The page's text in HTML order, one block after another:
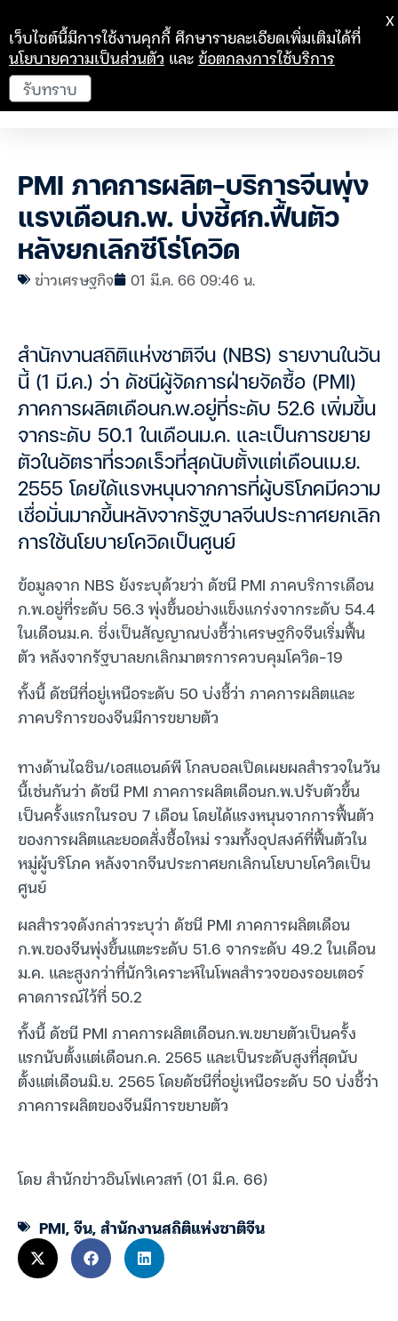
PMI ภาคการผลิต-บริการจีนพุ่ง
แรงเดือนก.พ. บ่งชี้ศก.ฟื้นตัว
หลังยกเลิกซีโร่โควิด
ข่าวเศรษฐกิจ 01 มี.ค. 66 09:46 น.
สำนักงานสถิติแห่งชาติจีน (NBS) รายงานในวัน
นี้ (1 มี.ค.) ว่า ดัชนีผู้จัดการฝ่ายจัดซื้อ (PMI)
ภาคการผลิตเดือนก.พ.อยู่ที่ระดับ 52.6 เพิ่มขึ้น
จากระดับ 50.1 ในเดือนม.ค. และเป็นการขยาย
ตัวในอัตราที่รวดเร็วที่สุดนับตั้งแต่เดือนเม.ย.
2555 โดยได้แรงหนุนจากการที่ผู้บริโภคมีความ
เชื่อมั่นมากขึ้นหลังจากรัฐบาลจีนประกาศยกเลิก
การใช้นโยบายโควิดเป็นศูนย์
ข้อมูลจาก NBS ยังระบุด้วยว่า ดัชนี PMI ภาคบริการเดือน
ก.พ.อยู่ที่ระดับ 56.3 พุ่งขึ้นอย่างแข็งแกร่งจากระดับ 54.4
ในเดือนม.ค. ซึ่งเป็นสัญญาณบ่งชี้ว่าเศรษฐกิจจีนเริ่มฟื้น
ตัว หลังจากรัฐบาลยกเลิกมาตรการควบคุมโควิด-19
ทั้งนี้ ดัชนีที่อยู่เหนือระดับ 50 บ่งชี้ว่า ภาคการผลิตและ
ภาคบริการของจีนมีการขยายตัว
ทางด้านไฉซิน/เอสแอนด์พี โกลบอลเปิดเผยผลสำรวจในวัน
นี้เช่นกันว่า ดัชนี PMI ภาคการผลิตเดือนก.พ.ปรับตัวขึ้น
เป็นครั้งแรกในรอบ 7 เดือน โดยได้แรงหนุนจากการฟื้นตัว
ของการผลิตและยอดสั่งซื้อใหม่ รวมทั้งอุปสงค์ที่ฟื้นตัวใน
หมู่ผู้บริโภค หลังจากจีนประกาศยกเลิกนโยบายโควิดเป็น
ศูนย์
ผลสำรวจดังกล่าวระบุว่า ดัชนี PMI ภาคการผลิตเดือน
ก.พ.ของจีนพุ่งขึ้นแตะระดับ 51.6 จากระดับ 49.2 ในเดือน
ม.ค. และสูงกว่าที่นักวิเคราะห์ในโพลสำรวจของรอยเตอร์
คาดการณ์ไว้ที่ 50.2
ทั้งนี้ ดัชนี PMI ภาคการผลิตเดือนก.พ.ขยายตัวเป็นครั้ง
แรกนับตั้งแต่เดือนก.ค. 2565 และเป็นระดับสูงที่สุดนับ
ตั้งแต่เดือนมิ.ย. 2565 โดยดัชนีที่อยู่เหนือระดับ 50 บ่งชี้ว่า
ภาคการผลิตของจีนมีการขยายตัว
โดย สำนักข่าวอินโฟเควสท์ (01 มี.ค. 66)
PMI,จีน,สำนักงานสถิติแห่งชาติจีน
เว็บไซต์นี้มีการใช้งานคุกกี้ ศึกษารายละเอียดเพิ่มเติมได้ที่
นโยบายความเป็นส่วนตัว และข้อตกลงการใช้บริการ
รับทราบ
X